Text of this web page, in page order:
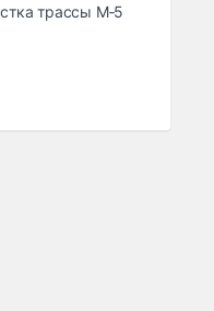
трассы М‑5